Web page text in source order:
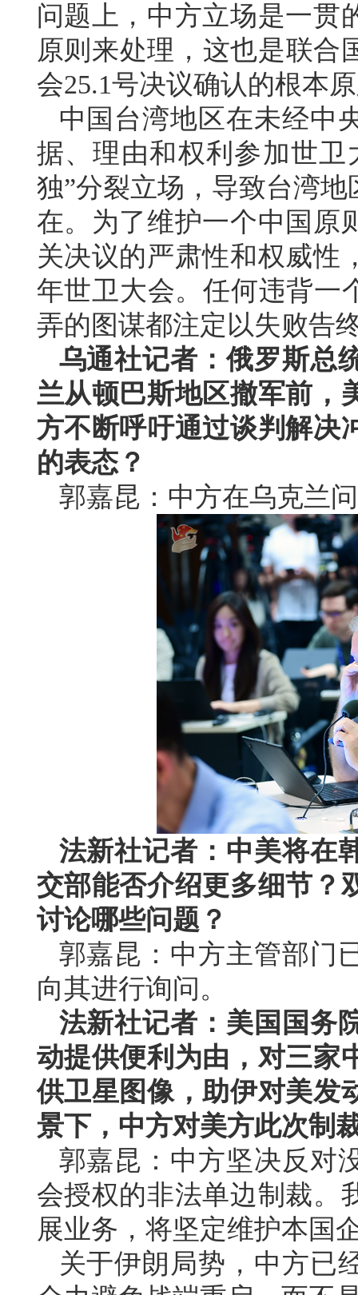
问题上，中方立场是一贯
原则来处理，这也是联合
会25.1号决议确认的根本
中国台湾地区在未经中
据、理由和权利参加世
独”分裂立场，导致台湾
在。为了维护一个中国原
关决议的严肃性和权威性
年世卫大会。任何违背一
弄的图谋都注定以失败告
乌通社记者：俄罗斯总
兰从顿巴斯地区撤军前，
方不断呼吁通过谈判解决
的表态？
郭嘉昆：中方在乌克兰
法新社记者：中美将在
交部能否介绍更多细节？
讨论哪些问题？
郭嘉昆：中方主管部门
向其进行询问。
法新社记者：美国国务
动提供便利为由，对三家
供卫星图像，助伊对美发
景下，中方对美方此次制
郭嘉昆：中方坚决反对
会授权的非法单边制裁。
展业务，将坚定维护本国
关于伊朗局势，中方已